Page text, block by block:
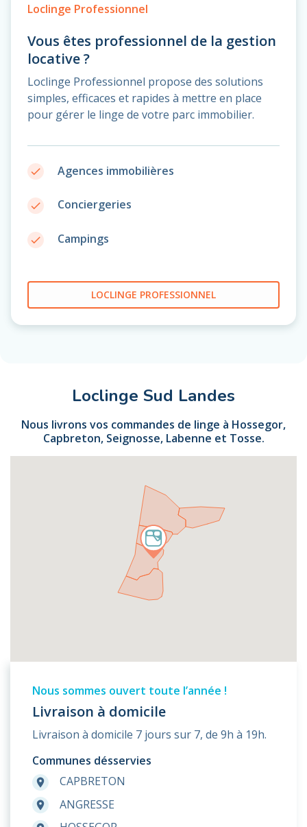
Loclinge Professionnel
Vous êtes professionnel de la gestion
locative ?
Loclinge Professionnel propose des solutions
simples, efficaces et rapides à mettre en place
pour gérer le linge de votre parc immobilier.
done Agences immobilières
done Conciergeries
done Campings
LOCLINGE PROFESSIONNEL
Loclinge Sud Landes
Nous livrons vos commandes de linge à Hossegor,
Capbreton, Seignosse, Labenne et Tosse.
Nous sommes ouvert toute l’année !
Livraison à domicile
Livraison à domicile 7 jours sur 7, de 9h à 19h.
Communes désservies
room CAPBRETON
room ANGRESSE